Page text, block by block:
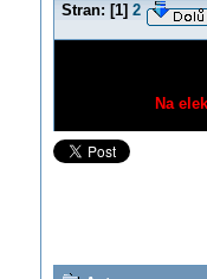
Stran: [1] 2
Na